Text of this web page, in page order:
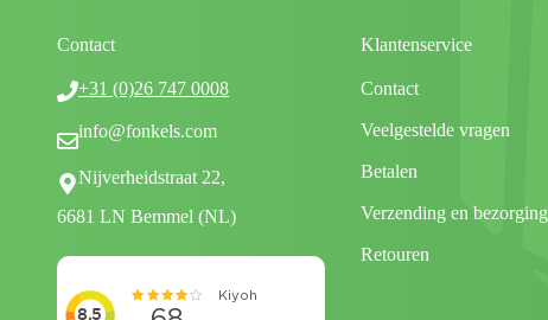
Contact
+31 (0)26 747 0008
info@fonkels.com
Nijverheidstraat 22,
6681 LN Bemmel (NL)
Klantenservice
Contact
Veelgestelde vragen
Betalen
Verzending en bezorging
Retouren